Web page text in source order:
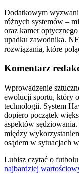
Dodatkowym
różnych systemów –
oraz kamer
upadku zawodnika.
rozwiązania, które
Komentarz
Wprowadzenie
ewolucji sportu, który
technologii. System
dopiero początek
aspektów
między
osądem w sytuacjach
Lubisz czytać o
najbardziej